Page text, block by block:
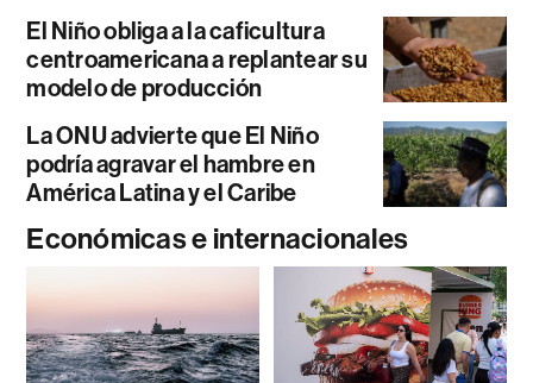
El Niño obliga a la caficultura
centroamericana a replantear su
modelo de producción
La ONU advierte que El Niño
podría agravar el hambre en
América Latina y el Caribe
Económicas e internacionales